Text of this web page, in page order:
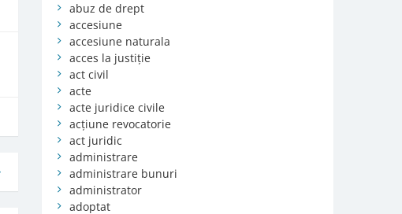
abuz de drept
accesiune
accesiune naturala
acces la justiție
act civil
acte
acte juridice civile
acțiune revocatorie
act juridic
administrare
administrare bunuri
administrator
adoptat